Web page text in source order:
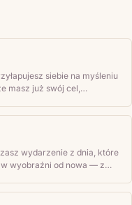
siebie na myśleniu
masz już swój cel,
wydarzenie z dnia, które
w wyobraźni od nowa — z